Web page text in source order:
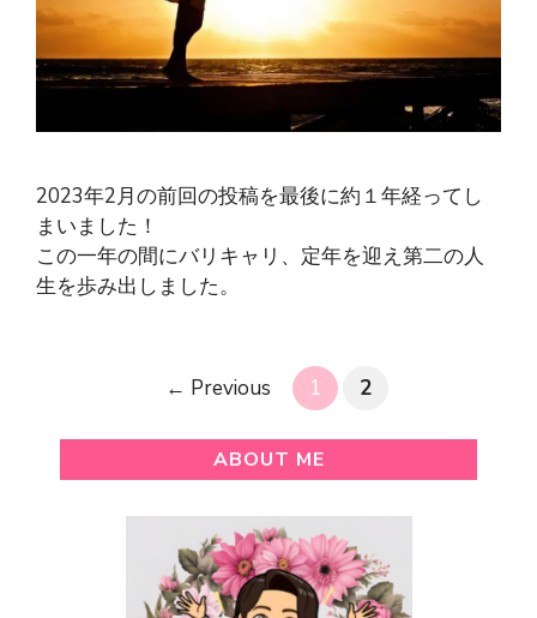
2023年2月の前回の投稿を最後に約１年経ってし
まいました！
この一年の間にバリキャリ、定年を迎え第二の人
生を歩み出しました。
← Previous Page
1 Page
2
ABOUT ME